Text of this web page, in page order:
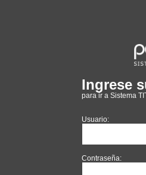
Ingrese
para ir a Sistema
Usuario:
Contraseña: